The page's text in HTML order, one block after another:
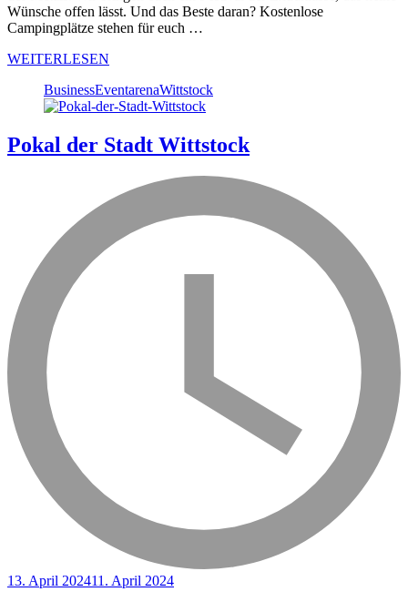
Wünsche offen lässt. Und das Beste daran? Kostenlose
Campingplätze stehen für euch …
WEITERLESEN
BusinessEventarenaWittstock
Pokal der Stadt Wittstock
13. April 202411. April 2024